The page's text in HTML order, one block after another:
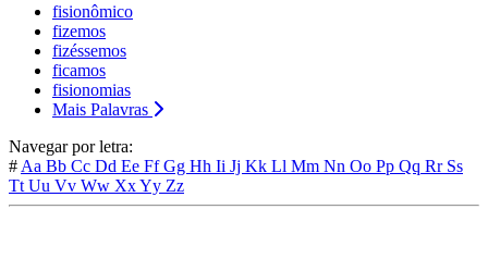
fisionômico
fizemos
fizéssemos
ficamos
fisionomias
Mais Palavras
Navegar por letra:
# Aa Bb Cc Dd Ee FfGg Hh Ii Jj Kk Ll Mm Nn Oo Pp Qq Rr Ss
Tt Uu Vv Ww XxYy Zz